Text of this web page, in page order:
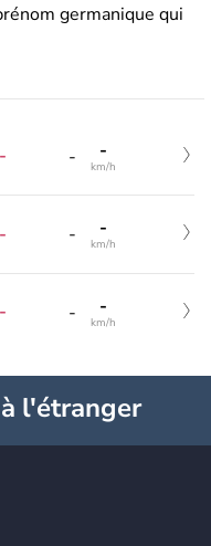
germanique qui
- - -
km/h
- - -
km/h
- - -
km/h
l'étranger